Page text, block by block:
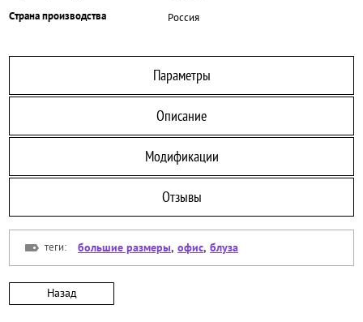
Страна производства
Россия
Параметры
Описание
Модификации
Отзывы
теги: большие размеры, офис, блуза
Назад